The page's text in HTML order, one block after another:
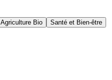
Agriculture Bio
Santé et Bien-être